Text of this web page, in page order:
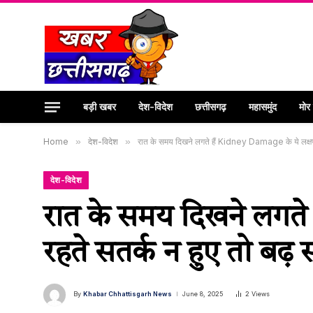
बड़ी खबर देश-विदेश छत्तीसगढ़ महासमुंद
Home » देश-विदेश » रात के समय दिखने लगते हैं Kidney Damage के ये
देश-विदेश
रात के समय दिखने
रहते सतर्क न हुए तो बढ़
By Khabar Chhattisgarh News June 8, 2025 2 Views